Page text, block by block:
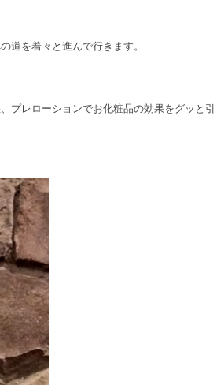
道を着々と進んで行きます。
プレローションでお化粧品の効果をグッと